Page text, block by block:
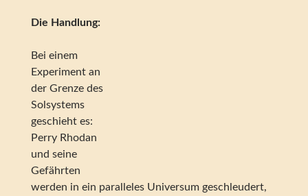
Die Handlung:
Bei einem
Experiment an
der Grenze des
Solsystems
geschieht es:
Perry Rhodan
und seine
Gefährten
werden in ein paralleles Universum geschleudert,